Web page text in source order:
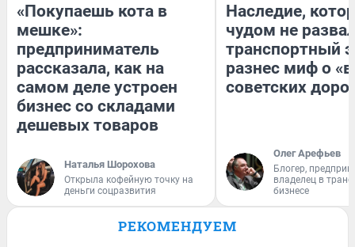
«Покупаешь кота в
мешке»:
предприниматель
рассказала, как на
самом деле устроен
бизнес со складами
дешевых товаров
Наталья Шорохова
Открыла кофейную точку на
деньги соцразвития
Наследие,
чудом не
транспортный
разнес миф о
советских
Олег Арефьев
Блогер,
владелец в
бизнесе
РЕКОМЕНДУЕМ